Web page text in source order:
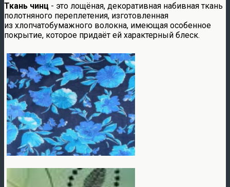
Ткань чинц - это лощёная, декоративная набивная ткань
полотняного переплетения, изготовленная
из хлопчатобумажного волокна, имеющая особенное
покрытие, которое придаёт ей характерный блеск.